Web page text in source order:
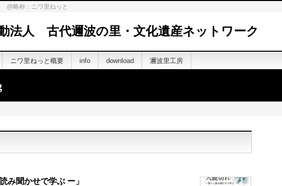
略称：ニワ里ねっと
法人 古代邇波の里・文化遺産ネットワーク
ニワ里ねっと概要 info download 邇波里工房
み聞かせで学ぶ ー」